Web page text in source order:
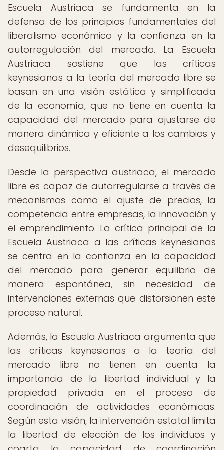
Escuela Austriaca se fundamenta en la
defensa de los principios fundamentales del
liberalismo económico y la confianza en la
autorregulación del mercado. La Escuela
Austriaca sostiene que las críticas
keynesianas a la teoría del mercado libre se
basan en una visión estática y simplificada
de la economía, que no tiene en cuenta la
capacidad del mercado para ajustarse de
manera dinámica y eficiente a los cambios y
desequilibrios.
Desde la perspectiva austriaca, el mercado
libre es capaz de autorregularse a través de
mecanismos como el ajuste de precios, la
competencia entre empresas, la innovación y
el emprendimiento. La crítica principal de la
Escuela Austriaca a las críticas keynesianas
se centra en la confianza en la capacidad
del mercado para generar equilibrio de
manera espontánea, sin necesidad de
intervenciones externas que distorsionen este
proceso natural.
Además, la Escuela Austriaca argumenta que
las críticas keynesianas a la teoría del
mercado libre no tienen en cuenta la
importancia de la libertad individual y la
propiedad privada en el proceso de
coordinación de actividades económicas.
Según esta visión, la intervención estatal limita
la libertad de elección de los individuos y